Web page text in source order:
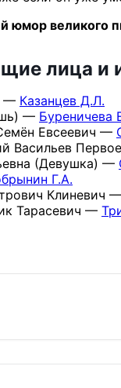
юмор великого
лица и
— Казанцев Д.Л.
— Буреничева
Евсеевич —
Васильев
(Девушка) —
Г.А.
Клиневич —
Тарасевич —